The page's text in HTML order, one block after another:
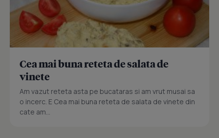
Cea mai buna reteta de salata de
vinete
Am vazut reteta asta pe bucataras si am vrut musai sa
o incerc. E Cea mai buna reteta de salata de vinete din
cate am...